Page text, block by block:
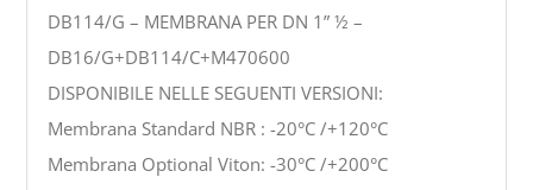
DB114/G – MEMBRANA PER DN 1” ½ –
DB16/G+DB114/C+M470600
DISPONIBILE NELLE SEGUENTI VERSIONI:
Membrana Standard NBR : -20°C /+120°C
Membrana Optional Viton: -30°C /+200°C